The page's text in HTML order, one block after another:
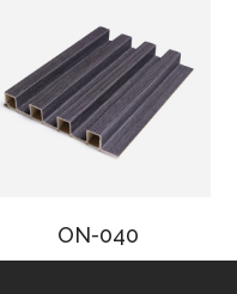
ON-040